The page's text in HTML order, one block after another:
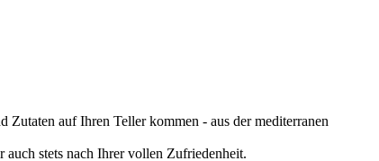
Zutaten auf Ihren Teller kommen - aus der mediterranen
stets nach Ihrer vollen Zufriedenheit.